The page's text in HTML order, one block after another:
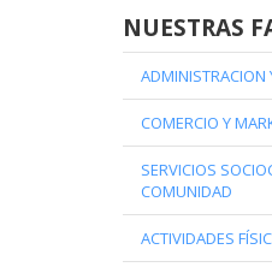
NUESTRAS
ADMINISTRACION
COMERCIO Y
SERVICIOS
COMUNIDAD
ACTIVIDADES